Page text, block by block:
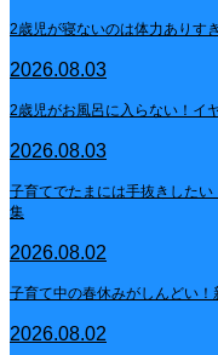
2歳児が寝ないのは体力ありす
2026.08.03
2歳児がお風呂に入らない！イ
2026.08.03
子育てでたまには手抜きした
集
2026.08.02
子育て中の春休みがしんどい
2026.08.02